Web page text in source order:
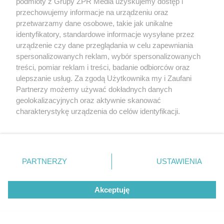
TEST OSOBOWOŚCI
Psychotest. Wybierz jeden kwiat i
ZOBACZ WIĘCEJ
przechowujemy informacje na urządzeniu oraz
przetwarzamy dane osobowe, takie jak unikalne
identyfikatory, standardowe informacje wysyłane przez
urządzenie czy dane przeglądania w celu zapewniania
spersonalizowanych reklam, wybór spersonalizowanych
treści, pomiar reklam i treści, badanie odbiorców oraz
ulepszanie usług. Za zgodą Użytkownika my i Zaufani
Partnerzy możemy używać dokładnych danych
geolokalizacyjnych oraz aktywnie skanować
charakterystykę urządzenia do celów identyfikacji.
zmienić/wycofać klikając przycisk ustawień prywatności
znajdujący się w lewym dolnym rogu strony
rodzaje przetwarzania danych nie wymagają zgody
użytkownika, ale masz prawo sprzeciwić się takiemu
przetwarzaniu. Preferencje będą miały zastosowanie tylko
PARTNERZY USTAWIENIA
Akceptuję